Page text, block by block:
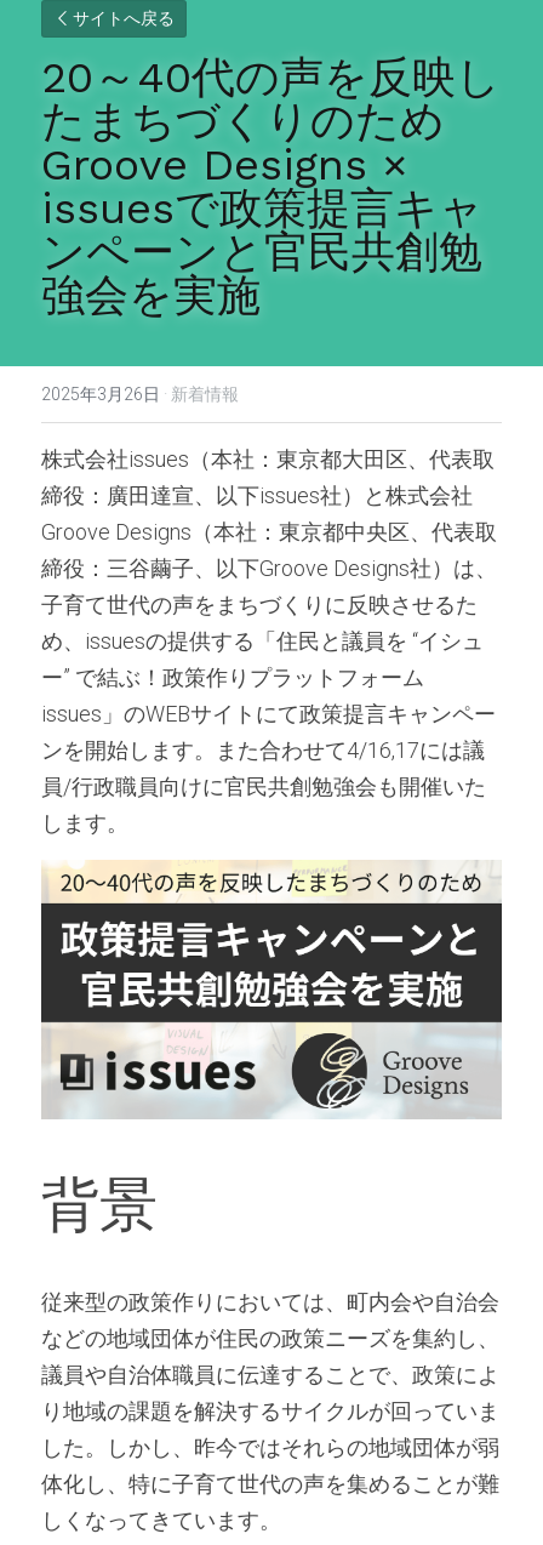
サイトへ戻る
20～40代の声を反映し
たまちづくりのため
Groove Designs ×
issuesで政策提言キャ
ンペーンと官民共創勉
強会を実施
2025年3月26日 · 新着情報
株式会社issues（本社：東京都大田区、代表取
締役：廣田達宣、以下issues社）と株式会社
Groove Designs（本社：東京都中央区、代表取
締役：三谷繭子、以下Groove Designs社）は、
子育て世代の声をまちづくりに反映させるた
め、issuesの提供する「住民と議員を “イシュ
ー” で結ぶ！政策作りプラットフォーム
issues」のWEBサイトにて政策提言キャンペー
ンを開始します。また合わせて4/16,17には議
員/行政職員向けに官民共創勉強会も開催いた
します。
背景
従来型の政策作りにおいては、町内会や自治会
などの地域団体が住民の政策ニーズを集約し、
議員や自治体職員に伝達することで、政策によ
り地域の課題を解決するサイクルが回っていま
した。しかし、昨今ではそれらの地域団体が弱
体化し、特に子育て世代の声を集めることが難
しくなってきています。